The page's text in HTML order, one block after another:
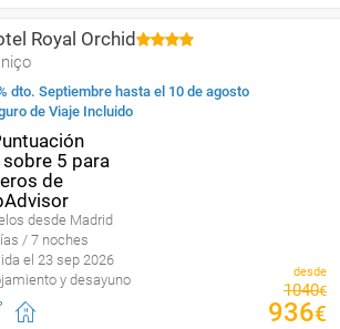
Royal Orchid
dto. Septiembre hasta el 10 de agosto
de Viaje Incluido
desde Madrid
/ 7 noches
el 23 sep 2026
y desayuno
desde
1040€
936€